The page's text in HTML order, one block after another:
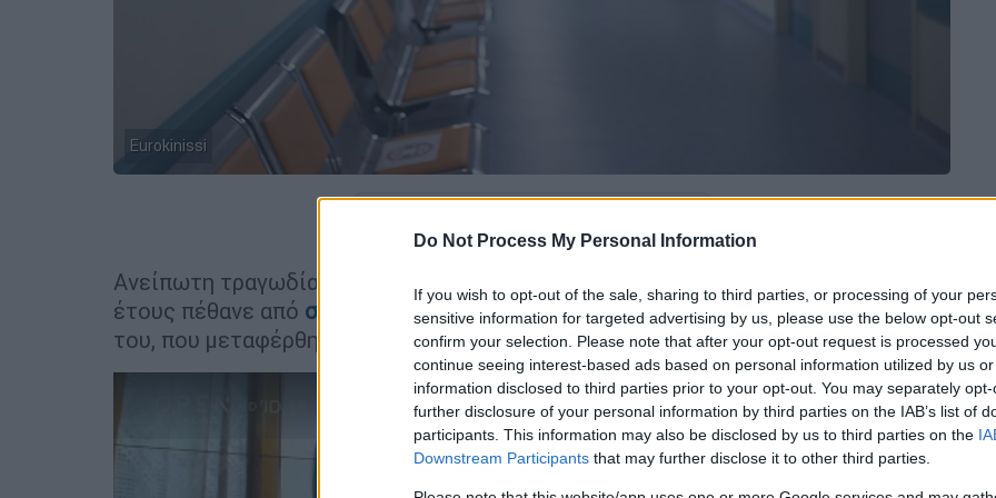
Do Not Process My Personal Information
If you wish to opt-out of the sale, sharing to third parties, or processing of your
sensitive information for targeted advertising by us, please use the below opt-out
confirm your selection. Please note that after your opt-out request is processed
continue seeing interest-based ads based on personal information utilized by us
information disclosed to third parties prior to your opt-out. You may separately
further disclosure of your personal information by third parties on the IAB’s list of
participants. This information may also be disclosed by us to third parties on the
Downstream Participants that may further disclose it to other third parties.
Eurokinissi
Ανείπωτη τραγωδία σημειώθηκε την Πέμπτη στον
έτους πέθανε από σηψαιμία . Σε καλύτερη κατάσταση είναι το δίδυμο αδελφάκι
του, που μεταφέρθηκε, επίσης, χθες στο νοσοκομείο με υψηλό πυρετό.